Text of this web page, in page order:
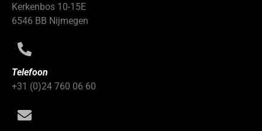
Kerkenbos 10-15E
6546 BB Nijmegen
Telefoon
+31 (0)24 760 06 60